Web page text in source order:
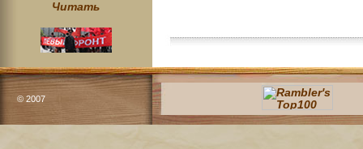
Читать
© 2007